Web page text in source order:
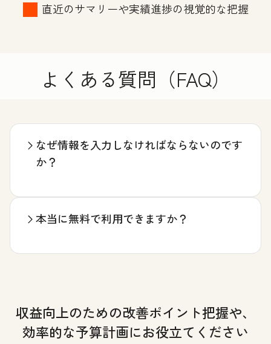
直近のサマリーや実績進捗の視覚的な把握
よくある質問（FAQ）
なぜ情報を入力しなければならないのです
か？
本当に無料で利用できますか？
収益向上のための改善ポイント把握や、
効率的な予算計画にお役立てください